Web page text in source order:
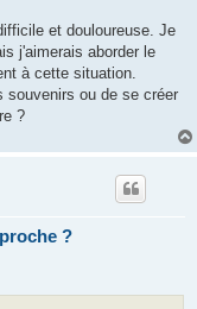
et douloureuse. Je
j'aimerais aborder le
à cette situation.
souvenirs ou de se créer
?
?